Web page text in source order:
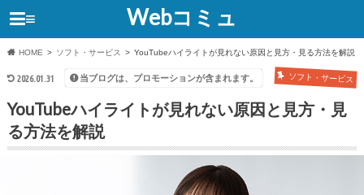
Webコミュ
≡
HOME ソフト・サービス YouTubeハイライトが見れない原因と見方・見る方法を解説
2026.01.31 ソフト・サービス
当ブログは、プロモーションが含まれます。
YouTubeハイライトが見れない原因と見方・見
る方法を解説